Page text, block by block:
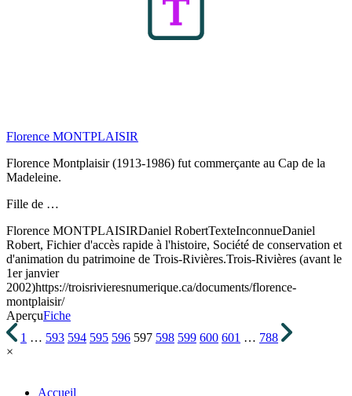
Florence MONTPLAISIR
Florence Montplaisir (1913-1986) fut commerçante au Cap de la
Madeleine.
Fille de …
Florence MONTPLAISIRDaniel RobertTexteInconnueDaniel
Robert, Fichier d'accès rapide à l'histoire, Société de conservation et
d'animation du patrimoine de Trois-Rivières.Trois-Rivières (avant le
1er janvier
2002)https://troisrivieresnumerique.ca/documents/florence-
montplaisir/
AperçuFiche
1 … 593 594 595 596 597 598 599 600 601 … 788
×
Accueil